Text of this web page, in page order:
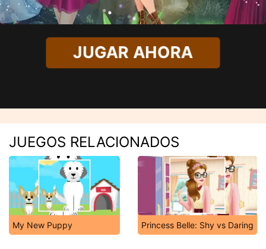
JUGAR AHORA
JUEGOS RELACIONADOS
My New Puppy Princess Belle: Shy vs Daring